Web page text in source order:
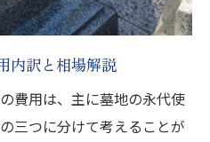
した墓石デザイン選びの
確認したい細かな条件
すべき納骨の手続き事
内訳と相場解説
費用は、主に墓地の永代使
三つに分けて考えることが